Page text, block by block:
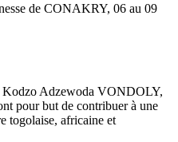
de CONAKRY, 06 au 09
Kodzo Adzewoda VONDOLY,
pour but de contribuer à une
togolaise, africaine et